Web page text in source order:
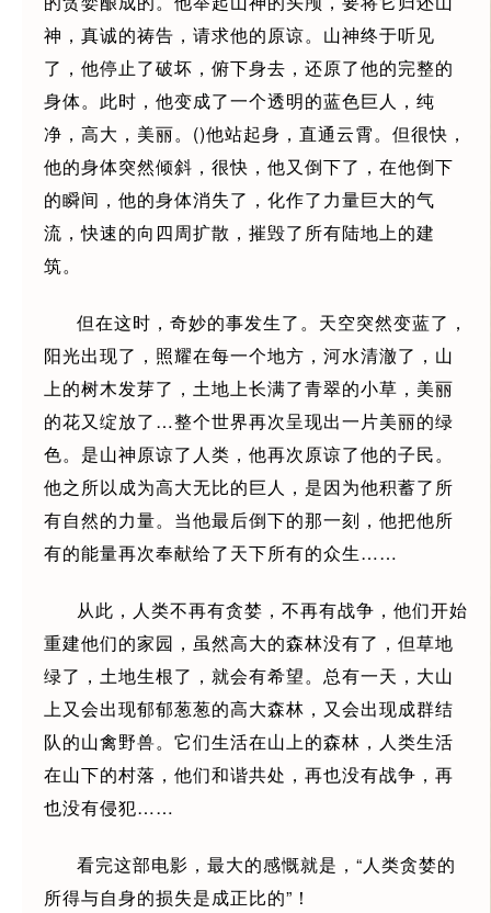
神，真诚的祷告，请求他的原谅。山神终于听见
了，他停止了破坏，俯下身去，还原了他的完整的
身体。此时，他变成了一个透明的蓝色巨人，纯
净，高大，美丽。()他站起身，直通云霄。但很快，
他的身体突然倾斜，很快，他又倒下了，在他倒下
的瞬间，他的身体消失了，化作了力量巨大的气
流，快速的向四周扩散，摧毁了所有陆地上的建
筑。
但在这时，奇妙的事发生了。天空突然变蓝了，
阳光出现了，照耀在每一个地方，河水清澈了，山
上的树木发芽了，土地上长满了青翠的小草，美丽
的花又绽放了…整个世界再次呈现出一片美丽的绿
色。是山神原谅了人类，他再次原谅了他的子民。
他之所以成为高大无比的巨人，是因为他积蓄了所
有自然的力量。当他最后倒下的那一刻，他把他所
有的能量再次奉献给了天下所有的众生……
从此，人类不再有贪婪，不再有战争，他们开始
重建他们的家园，虽然高大的森林没有了，但草地
绿了，土地生根了，就会有希望。总有一天，大山
上又会出现郁郁葱葱的高大森林，又会出现成群结
队的山禽野兽。它们生活在山上的森林，人类生活
在山下的村落，他们和谐共处，再也没有战争，再
也没有侵犯……
看完这部电影，最大的感慨就是，“人类贪婪的
所得与自身的损失是成正比的”！